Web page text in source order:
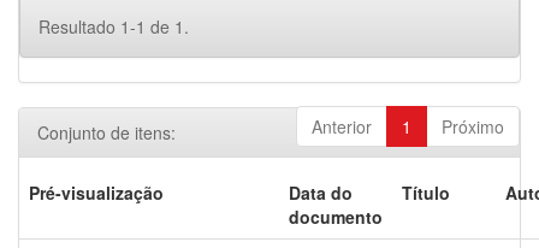
Resultado 1-1 de 1.
Anterior 1 Próximo
Conjunto de itens:
Pré-visualização
Data do
documento
Título